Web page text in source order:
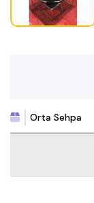
Orta Sehpa